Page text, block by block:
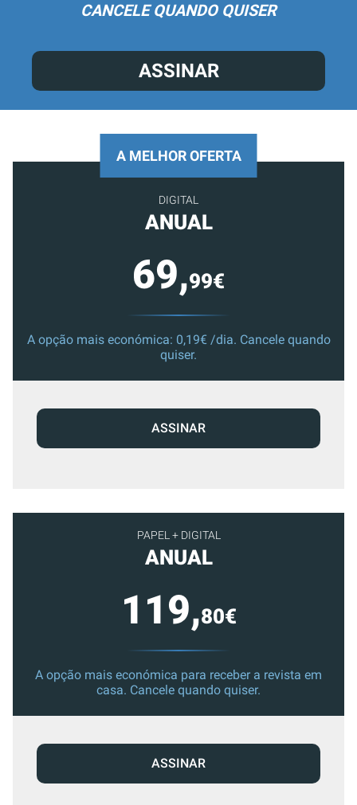
CANCELE QUANDO QUISER
ASSINAR
PAPEL + DIGITAL
ANUAL
119,80€
A opção mais económica para receber a revista em
casa. Cancele quando quiser.
ASSINAR
A MELHOR OFERTA
DIGITAL
ANUAL
69,99€
A opção mais económica: 0,19€ /dia. Cancele quando
quiser.
ASSINAR